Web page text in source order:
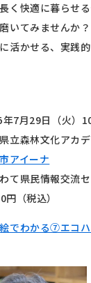
く快適に暮らせ
いてみませんか？
活かせる、実践
7月29日（火）
森林文化アカ
アイーナ
報交流セン
（税込）
でわかる⑦エコ